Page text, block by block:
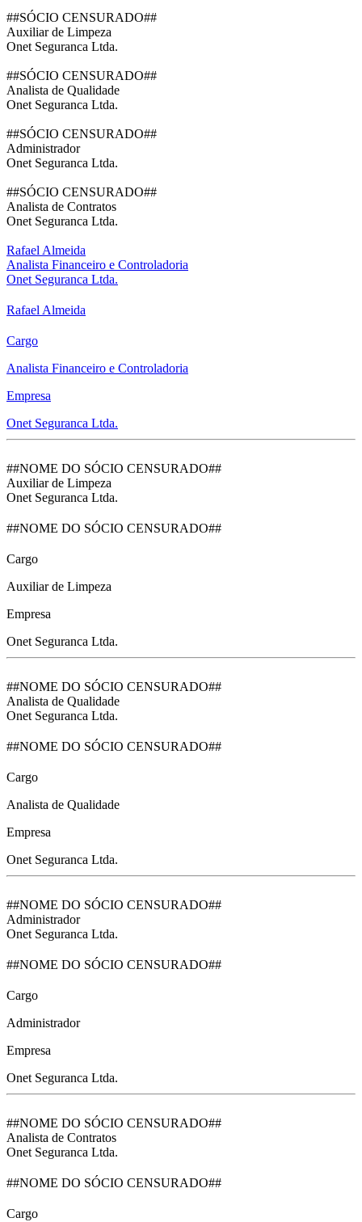
##SÓCIO CENSURADO##
Auxiliar de Limpeza
Onet Seguranca Ltda.
##SÓCIO CENSURADO##
Analista de Qualidade
Onet Seguranca Ltda.
##SÓCIO CENSURADO##
Administrador
Onet Seguranca Ltda.
##SÓCIO CENSURADO##
Analista de Contratos
Onet Seguranca Ltda.
Rafael Almeida
Analista Financeiro e Controladoria
Onet Seguranca Ltda.
Rafael Almeida
Cargo
Analista Financeiro e Controladoria
Empresa
Onet Seguranca Ltda.
##NOME DO SÓCIO CENSURADO##
Auxiliar de Limpeza
Onet Seguranca Ltda.
##NOME DO SÓCIO CENSURADO##
Cargo
Auxiliar de Limpeza
Empresa
Onet Seguranca Ltda.
##NOME DO SÓCIO CENSURADO##
Analista de Qualidade
Onet Seguranca Ltda.
##NOME DO SÓCIO CENSURADO##
Cargo
Analista de Qualidade
Empresa
Onet Seguranca Ltda.
##NOME DO SÓCIO CENSURADO##
Administrador
Onet Seguranca Ltda.
##NOME DO SÓCIO CENSURADO##
Cargo
Administrador
Empresa
Onet Seguranca Ltda.
##NOME DO SÓCIO CENSURADO##
Analista de Contratos
Onet Seguranca Ltda.
##NOME DO SÓCIO CENSURADO##
Cargo